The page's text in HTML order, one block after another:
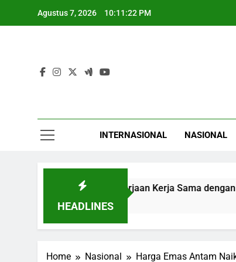
Agustus 7, 2026 10:11:23 PM
INTERNASIONAL NASIONAL
HEADLINES
BPJS Ketenagakerjaan Kerja Sama dengan Unand
Home Nasional Harga Emas Antam